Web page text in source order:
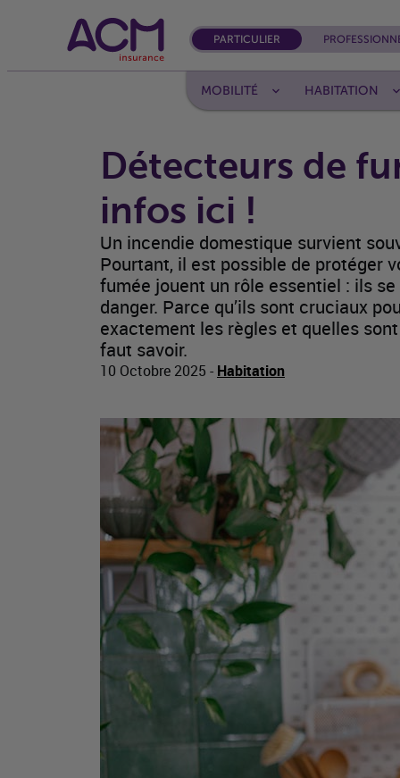
PARTICULIER
MOBILITÉ HABITATION
Détecteurs de
infos ici !
Un incendie domestique survient
Pourtant, il est possible de protéger
fumée jouent un rôle essentiel : ils
danger. Parce qu’ils sont cruciaux
exactement les règles et quelles
faut savoir.
10 Octobre 2025 - Habitation